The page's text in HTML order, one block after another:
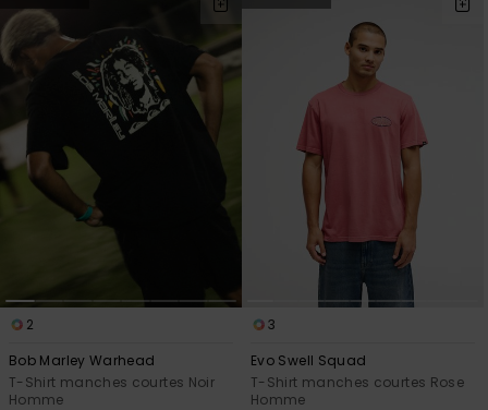
2
Bob Marley Warhead
T-Shirt manches courtes Noir
Homme
3
Evo Swell Squad
T-Shirt manches courtes Rose
Homme